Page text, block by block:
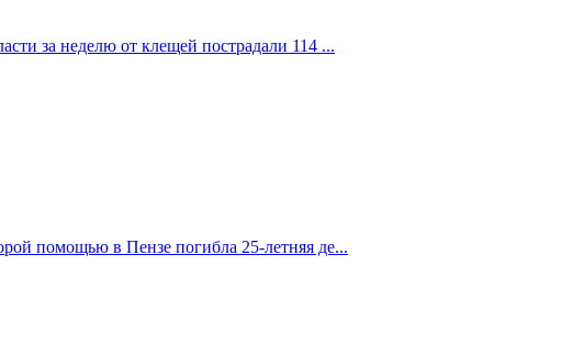
за неделю от клещей пострадали 114 ...
помощью в Пензе погибла 25-летняя де...